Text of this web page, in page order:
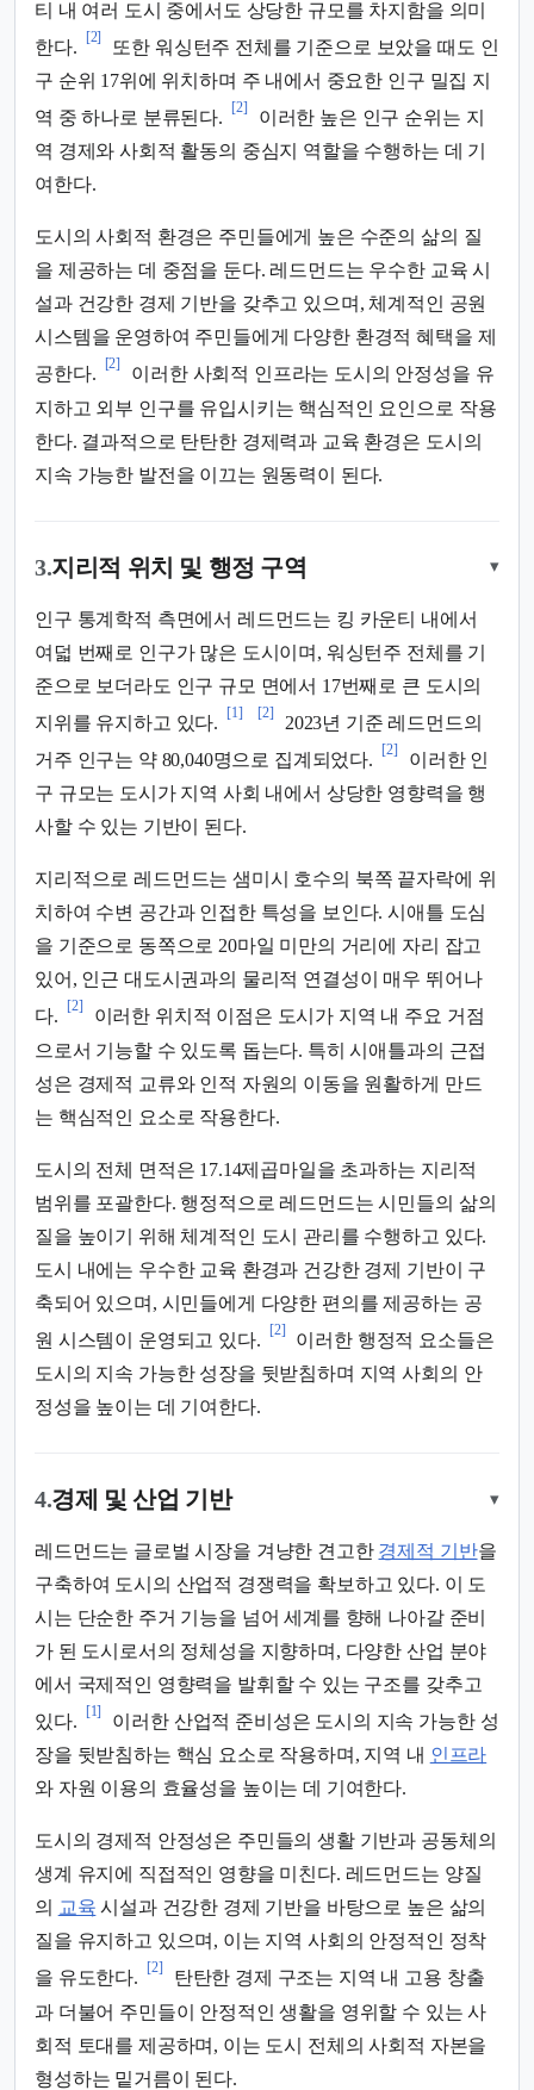
티 내 여러 도시 중에서도 상당한 규모를 차지함을 의미
한다.
[2]
또한 워싱턴주 전체를 기준으로 보았을 때도 인
구 순위 17위에 위치하며 주 내에서 중요한 인구 밀집 지
역 중 하나로 분류된다.
[2]
이러한 높은 인구 순위는 지
역 경제와 사회적 활동의 중심지 역할을 수행하는 데 기
여한다.
도시의 사회적 환경은 주민들에게 높은 수준의 삶의 질
을 제공하는 데 중점을 둔다. 레드먼드는 우수한 교육 시
설과 건강한 경제 기반을 갖추고 있으며, 체계적인 공원
시스템을 운영하여 주민들에게 다양한 환경적 혜택을 제
공한다.
[2]
이러한 사회적 인프라는 도시의 안정성을 유
지하고 외부 인구를 유입시키는 핵심적인 요인으로 작용
한다. 결과적으로 탄탄한 경제력과 교육 환경은 도시의
지속 가능한 발전을 이끄는 원동력이 된다.
3.지리적 위치 및 행정 구역 ▾
인구 통계학적 측면에서 레드먼드는 킹 카운티 내에서
여덟 번째로 인구가 많은 도시이며, 워싱턴주 전체를 기
준으로 보더라도 인구 규모 면에서 17번째로 큰 도시의
지위를 유지하고 있다.
[1] [2]
2023년 기준 레드먼드의
거주 인구는 약 80,040명으로 집계되었다.
[2]
이러한 인
구 규모는 도시가 지역 사회 내에서 상당한 영향력을 행
사할 수 있는 기반이 된다.
지리적으로 레드먼드는 샘미시 호수의 북쪽 끝자락에 위
치하여 수변 공간과 인접한 특성을 보인다. 시애틀 도심
을 기준으로 동쪽으로 20마일 미만의 거리에 자리 잡고
있어, 인근 대도시권과의 물리적 연결성이 매우 뛰어나
다.
[2]
이러한 위치적 이점은 도시가 지역 내 주요 거점
으로서 기능할 수 있도록 돕는다. 특히 시애틀과의 근접
성은 경제적 교류와 인적 자원의 이동을 원활하게 만드
는 핵심적인 요소로 작용한다.
도시의 전체 면적은 17.14제곱마일을 초과하는 지리적
범위를 포괄한다. 행정적으로 레드먼드는 시민들의 삶의
질을 높이기 위해 체계적인 도시 관리를 수행하고 있다.
도시 내에는 우수한 교육 환경과 건강한 경제 기반이 구
축되어 있으며, 시민들에게 다양한 편의를 제공하는 공
원 시스템이 운영되고 있다.
[2]
이러한 행정적 요소들은
도시의 지속 가능한 성장을 뒷받침하며 지역 사회의 안
정성을 높이는 데 기여한다.
4.경제 및 산업 기반 ▾
레드먼드는 글로벌 시장을 겨냥한 견고한 경제적 기반을
구축하여 도시의 산업적 경쟁력을 확보하고 있다. 이 도
시는 단순한 주거 기능을 넘어 세계를 향해 나아갈 준비
가 된 도시로서의 정체성을 지향하며, 다양한 산업 분야
에서 국제적인 영향력을 발휘할 수 있는 구조를 갖추고
있다.
[1]
이러한 산업적 준비성은 도시의 지속 가능한 성
장을 뒷받침하는 핵심 요소로 작용하며, 지역 내 인프라
와 자원 이용의 효율성을 높이는 데 기여한다.
도시의 경제적 안정성은 주민들의 생활 기반과 공동체의
생계 유지에 직접적인 영향을 미친다. 레드먼드는 양질
의 교육 시설과 건강한 경제 기반을 바탕으로 높은 삶의
질을 유지하고 있으며, 이는 지역 사회의 안정적인 정착
을 유도한다.
[2]
탄탄한 경제 구조는 지역 내 고용 창출
과 더불어 주민들이 안정적인 생활을 영위할 수 있는 사
회적 토대를 제공하며, 이는 도시 전체의 사회적 자본을
형성하는 밑거름이 된다.